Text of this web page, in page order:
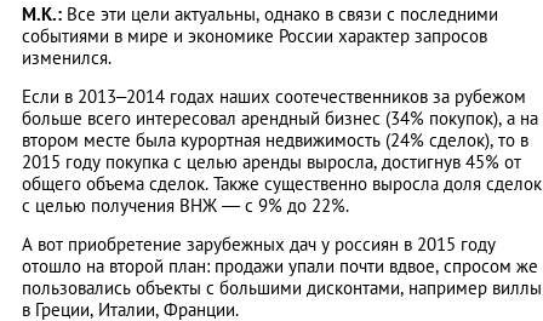
М.К.: Все эти цели актуальны, однако в связи с последними
событиями в мире и экономике России характер запросов
изменился.
Если в 2013–2014 годах наших соотечественников за рубежом
больше всего интересовал арендный бизнес (34% покупок), а на
втором месте была курортная недвижимость (24% сделок), то в
2015 году покупка с целью аренды выросла, достигнув 45% от
общего объема сделок. Также существенно выросла доля сделок
с целью получения ВНЖ ― с 9% до 22%.
А вот приобретение зарубежных дач у россиян в 2015 году
отошло на второй план: продажи упали почти вдвое, спросом же
пользовались объекты с большими дисконтами, например виллы
в Греции, Италии, Франции.